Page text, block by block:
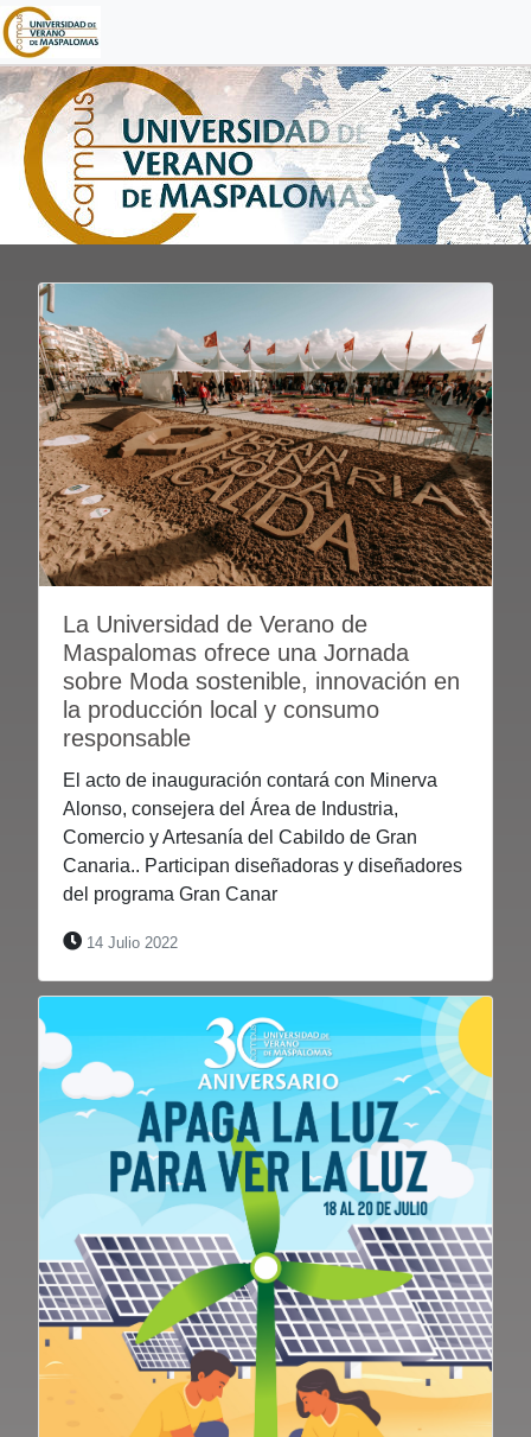
La Universidad de Verano de
Maspalomas ofrece una Jornada
sobre Moda sostenible, innovación en
la producción local y consumo
responsable
El acto de inauguración contará con Minerva
Alonso, consejera del Área de Industria,
Comercio y Artesanía del Cabildo de Gran
Canaria.. Participan diseñadoras y diseñadores
del programa Gran Canar
14 Julio 2022